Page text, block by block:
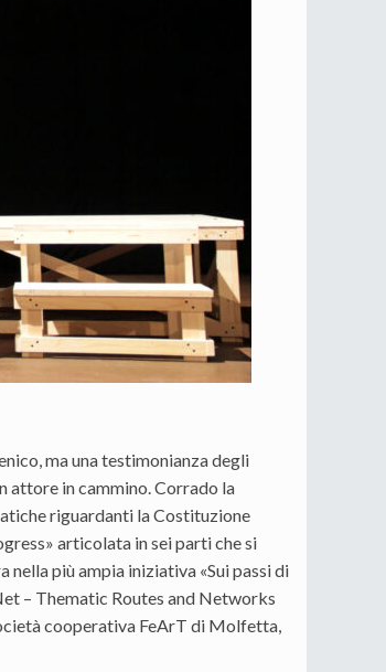
ma una testimonianza degli
attore in cammino. Corrado la
riguardanti la Costituzione
articolata in sei parti che si
più ampia iniziativa «Sui passi di
– Thematic Routes and Networks
cooperativa FeArT di Molfetta,